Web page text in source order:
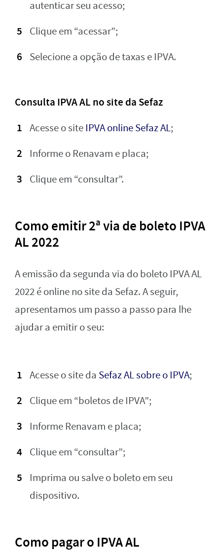
autenticar seu acesso;
Clique em “acessar”;
Selecione a opção de taxas e IPVA.
Consulta IPVA AL no site da Sefaz
Acesse o siteIPVA online Sefaz AL;
Informe o Renavam e placa;
Clique em “consultar”.
Como emitir 2ª via de boleto IPVA
AL 2022
A emissão da segunda via do boleto IPVA AL
2022 é online no site da Sefaz. A seguir,
apresentamos um passo a passo para lhe
ajudar a emitir o seu:
Acesse o site da Sefaz AL sobre o IPVA;
Clique em “boletos de IPVA”;
Informe Renavam e placa;
Clique em “consultar”;
Imprima ou salve o boleto em seu
dispositivo.
Como pagar o IPVA AL